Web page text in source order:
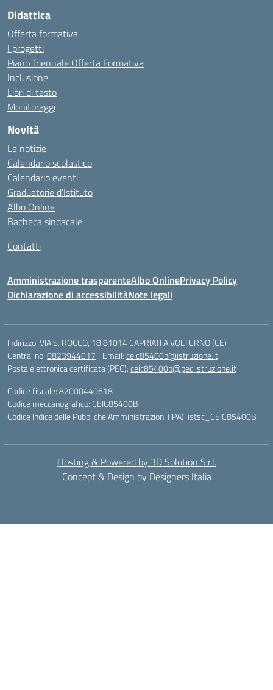
Didattica
Offerta formativa
I progetti
Piano Triennale Offerta Formativa
Inclusione
Libri di testo
Monitoraggi
Novità
Le notizie
Calendario scolastico
Calendario eventi
Graduatorie d’Istituto
Albo Online
Bacheca sindacale
Contatti
Amministrazione trasparenteAlbo OnlinePrivacy Policy
Dichiarazione di accessibilitàNote legali
Indirizzo:VIA S. ROCCO, 18 81014 CAPRIATI A VOLTURNO (CE)
Centralino:0823944017 Email:ceic85400b@istruzione.it
Posta elettronica certificata (PEC):ceic85400b@pec.istruzione.it
Codice fiscale: 82000440618
Codice meccanografico: CEIC85400B
Codice Indice delle Pubbliche Amministrazioni (IPA): istsc_CEIC85400B
Hosting & Powered by 3D Solution S.r.l.
Concept & Design by Designers Italia